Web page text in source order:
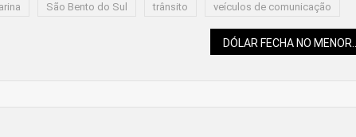
São Bento do Sul trânsito veículos de comunicação